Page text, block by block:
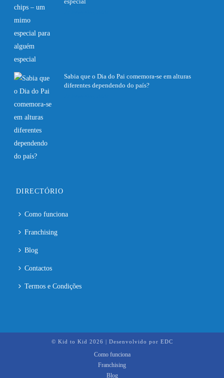
Sabia que o Dia do Pai comemora-se em alturas
diferentes dependendo do país?
DIRECTÓRIO
Como funciona
Franchising
Blog
Contactos
Termos e Condições
© Kid to Kid 2026 | Desenvolvido por EDC
Como funciona
Franchising
Blog